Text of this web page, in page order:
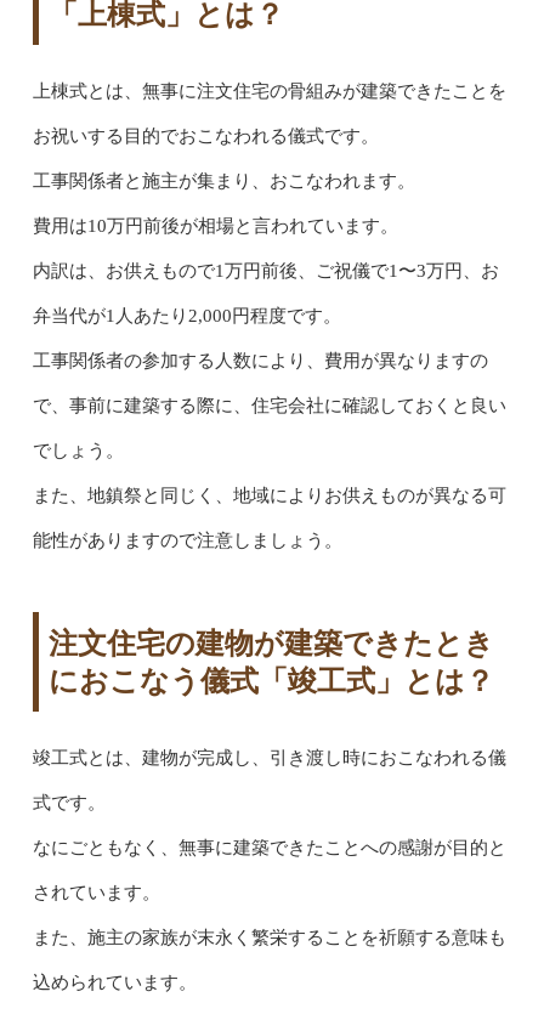
「上棟式」とは？
上棟式とは、無事に注文住宅の骨組みが建築できたことを
お祝いする目的でおこなわれる儀式です。
工事関係者と施主が集まり、おこなわれます。
費用は10万円前後が相場と言われています。
内訳は、お供えもので1万円前後、ご祝儀で1〜3万円、お
弁当代が1人あたり2,000円程度です。
工事関係者の参加する人数により、費用が異なりますの
で、事前に建築する際に、住宅会社に確認しておくと良い
でしょう。
また、地鎮祭と同じく、地域によりお供えものが異なる可
能性がありますので注意しましょう。
注文住宅の建物が建築できたとき
におこなう儀式「竣工式」とは？
竣工式とは、建物が完成し、引き渡し時におこなわれる儀
式です。
なにごともなく、無事に建築できたことへの感謝が目的と
されています。
また、施主の家族が末永く繁栄することを祈願する意味も
込められています。